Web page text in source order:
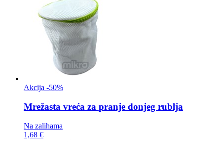
Akcija -50%
Mrežasta vreća za pranje donjeg rublja
Na zalihama
1,68 €